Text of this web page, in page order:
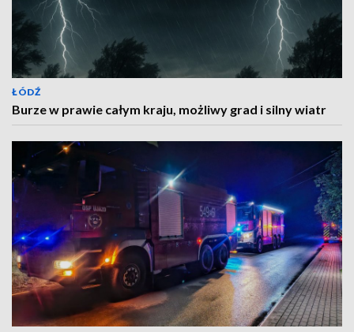
ŁÓDŹ
Burze w prawie całym kraju, możliwy grad i silny wiatr